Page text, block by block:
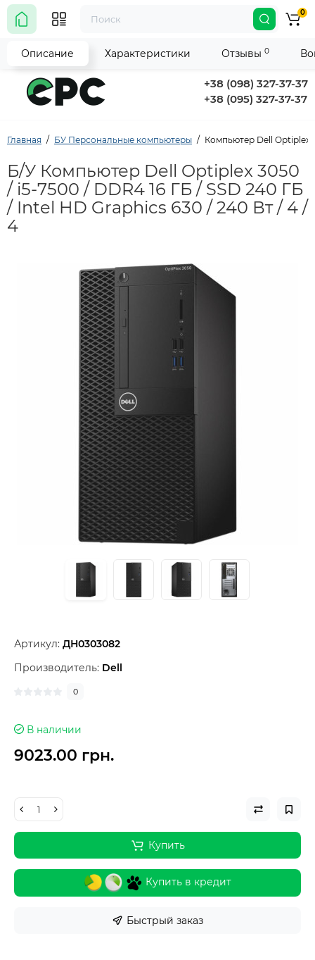
+38 (098) 327-37-37
+38 (095) 327-37-37
0
Главная БУ Персональные компьютеры Компьютер Dell Optiplex
Б/У Компьютер Dell Optiplex 3050
/ i5-7500 / DDR4 16 ГБ / SSD 240 ГБ
/ Intel HD Graphics 630 / 240 Вт / 4 /
4
Артикул: ДН0303082
Производитель: Dell
0
В наличии
9023.00 грн.
Купить
Купить в кредит
Быстрый заказ
Описание Характеристики Отзывы 0